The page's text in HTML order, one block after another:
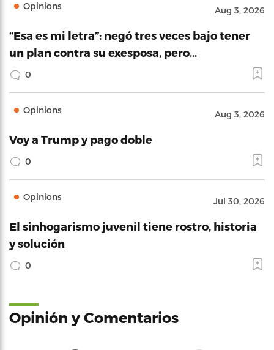
Opinions Aug 3, 2026
“Esa es mi letra”: negó tres veces bajo tener
un plan contra su exesposa, pero…
0
Opinions Aug 3, 2026
Voy a Trump y pago doble
0
Opinions Jul 30, 2026
El sinhogarismo juvenil tiene rostro, historia
y solución
0
Opinión y Comentarios